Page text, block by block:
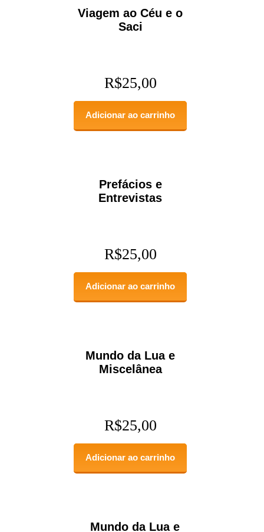
Viagem ao Céu e o
Saci
R$25,00
Adicionar ao carrinho
Prefácios e
Entrevistas
R$25,00
Adicionar ao carrinho
Mundo da Lua e
Miscelânea
R$25,00
Adicionar ao carrinho
Mundo da Lua e